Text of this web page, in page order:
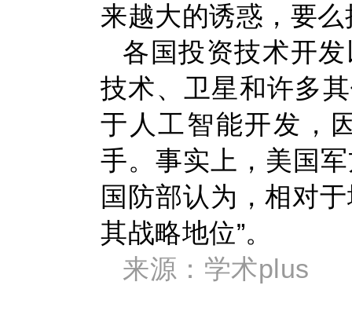
来越大的诱惑，要
各国投资技术开
技术、卫星和许多
于人工智能开发，
手。事实上，美国
国防部认为，相对
其战略地位”。
来源：学术plus